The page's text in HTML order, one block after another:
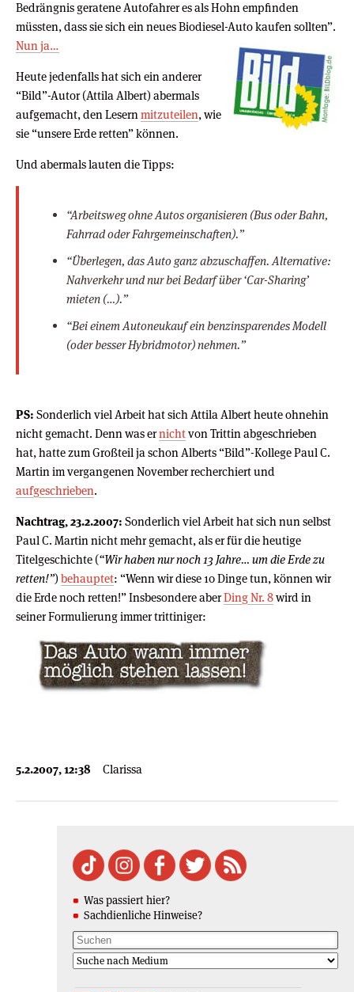
Bedrängnis geratene Autofahrer es als Hohn empfinden
müssten, dass sie sich ein neues Biodiesel-Autokaufen sollten”.
Nun ja…
Heute jedenfalls hat sich ein anderer
“Bild”-Autor (Attila Albert) abermals
aufgemacht, den Lesern mitzuteilen, wie
sie “unsere Erde retten” können.
Und abermals lauten die Tipps:
“Arbeitsweg ohne Autos organisieren (Bus oder Bahn,
Fahrrad oder Fahrgemeinschaften).”
“Überlegen, das Auto ganz abzuschaffen. Alternative:
Nahverkehr und nur bei Bedarf über ‘Car-Sharing’
mieten (…).”
“Bei einem Autoneukauf ein benzinsparendes Modell
(oder besser Hybridmotor) nehmen.”
PS: Sonderlich viel Arbeit hat sich Attila Albert heute ohnehin
nicht gemacht. Denn was ernichtvon Trittin abgeschrieben
hat, hatte zum Großteil ja schon Alberts “Bild”-Kollege Paul C.
Martin im vergangenen November recherchiert und
aufgeschrieben.
Nachtrag, 23.2.2007: Sonderlich viel Arbeit hat sich nun selbst
Paul C. Martin nicht mehr gemacht, als er für die heutige
Titelgeschichte (“Wir haben nur noch 13 Jahre… um die Erde zu
retten!”) behauptet: “Wenn wir diese 10 Dinge tun, können wir
die Erde noch retten!” Insbesondere aberDing Nr. 8wird in
seiner Formulierung immer trittiniger:
5.2.2007, 12:38 Clarissa
Was passiert hier?
Sachdienliche Hinweise?